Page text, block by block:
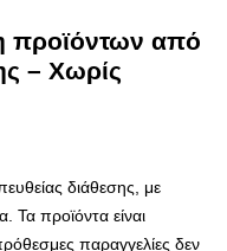
προϊόντων από
– Χωρίς
διάθεσης, με
Τα προϊόντα είναι
παραγγελίες δεν